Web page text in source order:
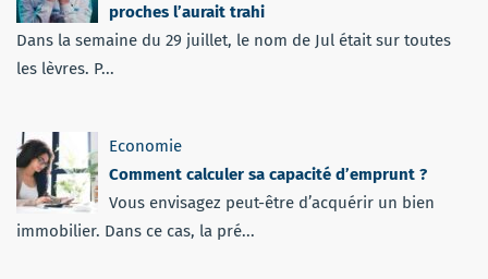
proches l’aurait trahi
Dans la semaine du 29 juillet, le nom de Jul était sur toutes
les lèvres. P...
Economie
Comment calculer sa capacité d’emprunt ?
Vous envisagez peut-être d’acquérir un bien
immobilier. Dans ce cas, la pré...